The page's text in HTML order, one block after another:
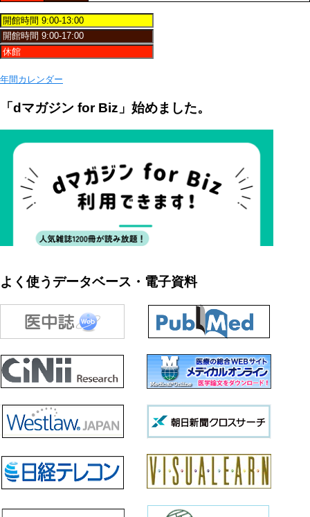
年間カレンダー
「dマガジン for Biz」始めました。
よく使うデータベース・電子資料